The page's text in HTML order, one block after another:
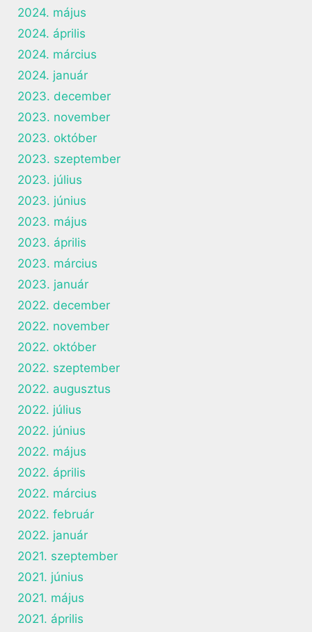
2024. május
2024. április
2024. március
2024. január
2023. december
2023. november
2023. október
2023. szeptember
2023. július
2023. június
2023. május
2023. április
2023. március
2023. január
2022. december
2022. november
2022. október
2022. szeptember
2022. augusztus
2022. július
2022. június
2022. május
2022. április
2022. március
2022. február
2022. január
2021. szeptember
2021. június
2021. május
2021. április